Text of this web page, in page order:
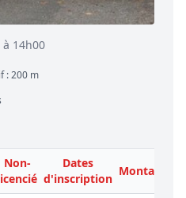
à 14h00
: 200 m
Non-
Dates
d'inscription
Montant